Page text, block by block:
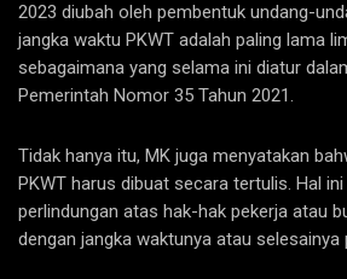
2023 diubah oleh pembentuk undang-
jangka waktu PKWT adalah paling lama
sebagaimana yang selama ini diatur
Pemerintah Nomor 35 Tahun 2021.
Tidak hanya itu, MK juga menyatakan
PKWT harus dibuat secara tertulis. Hal
perlindungan atas hak-hak pekerja atau
dengan jangka waktunya atau selesainya